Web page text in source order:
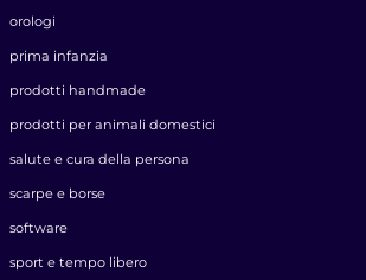
orologi
prima infanzia
prodotti handmade
prodotti per animali domestici
salute e cura della persona
scarpe e borse
software
sport e tempo libero